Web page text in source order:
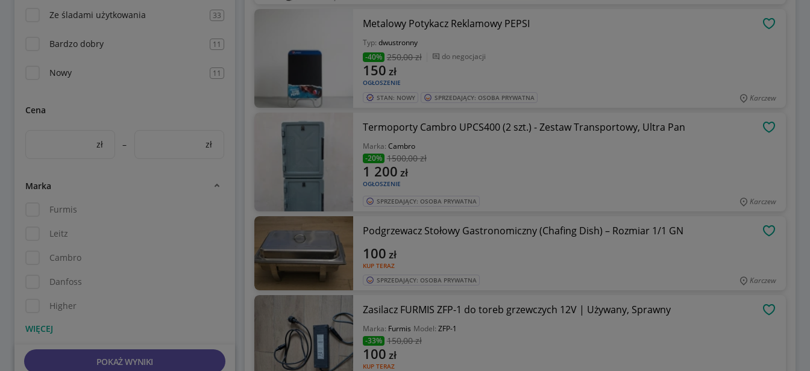
Ze śladami użytkowania 33
Bardzo dobry 11
Nowy 11
Cena
zł – zł
Marka
Furmis
Leitz
Cambro
Danfoss
Higher
POKAŻ WYNIKI
Metalowy Potykacz Reklamowy PEPSI
Typ: dwustronny
-40% 250,00 zł do negocjacji
OGŁOSZENIE
150 zł
STAN: NOWY SPRZEDAJĄCY: OSOBA PRYWATNA Karczew
Termoporty Cambro UPCS400 (2 szt.) - Zestaw Transportowy, Ultra Pan
Marka: Cambro
-20% 1500,00 zł
OGŁOSZENIE
1 200 zł
SPRZEDAJĄCY: OSOBA PRYWATNA Karczew
Podgrzewacz Stołowy Gastronomiczny (Chafing Dish) – Rozmiar 1/1 GN
KUP TERAZ
100 zł
SPRZEDAJĄCY: OSOBA PRYWATNA Karczew
Zasilacz FURMIS ZFP-1 do toreb grzewczych 12V | Używany, Sprawny
Marka: Furmis Model: ZFP-1
-33% 150,00 zł
KUP TERAZ
100 zł